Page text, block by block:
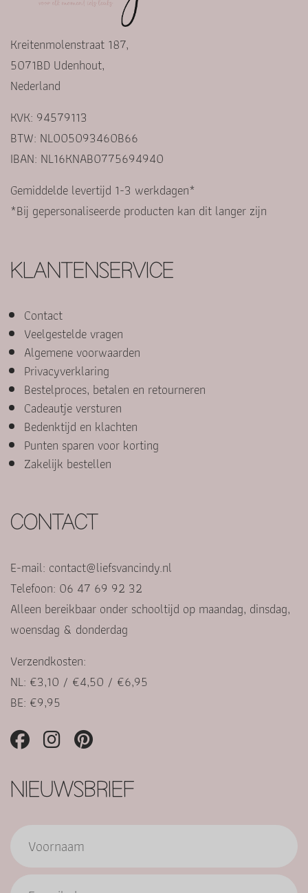
Kreitenmolenstraat 187,
5071BD Udenhout,
Nederland
KVK: 94579113
BTW: NL005093460B66
IBAN: NL16KNAB0775694940
Gemiddelde levertijd 1-3 werkdagen*
*Bij gepersonaliseerde producten kan dit langer zijn
KLANTENSERVICE
Contact
Veelgestelde vragen
Algemene voorwaarden
Privacyverklaring
Bestelproces, betalen en retourneren
Cadeautje versturen
Bedenktijd en klachten
Punten sparen voor korting
Zakelijk bestellen
CONTACT
E-mail: contact@liefsvancindy.nl
Telefoon: 06 47 69 92 32
Alleen bereikbaar onder schooltijd op maandag, dinsdag,
woensdag & donderdag
Verzendkosten:
NL: €3,10 / €4,50 / €6,95
BE: €9,95
NIEUWSBRIEF